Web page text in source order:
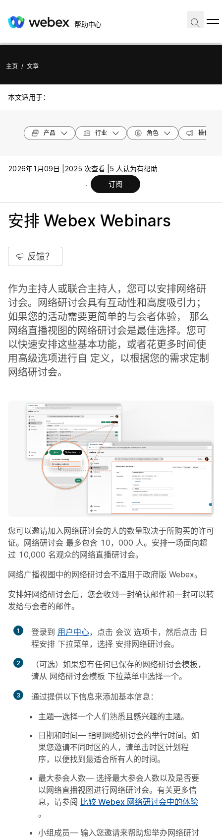
帮助中心
主页 / 文章
本文适用于：
产品 行业 角色 操作系统
2026年1月09日 | 2025 次查看 | 5 人认为有帮助
订阅
安排 Webex Webinars
反馈？
作为主持人或联合主持人，您可以安排网络研
讨会。网络研讨会具有互动性和高度吸引力；
如果您的活动需要更简单的与会者体验， 那么
网络直播视图的网络研讨会是最佳选择。您可
以快速安排这些基本功能，或者花更多时间使
用高级选项进行自 定义，以根据您的需求定制
网络研讨会。
您可以邀请加入网络研讨会的人的数量取决于所购买的许可
证。网络研讨会 最多包含 10，000 人。安排一场面向超
过 10,000 名观众的网络直播研讨会。
网络广播视图中的网络研讨会不适用于政府版 Webex。
安排好网络研讨会后，您会收到一封确认邮件和一封可以转
发给与会者的邮件。
1 登录到 用户中心，点击 会议 选项卡，然后点击 日
程安排 下拉菜单，选择 安排网络研讨会。
2
（可选）如果您有任何已保存的网络研讨会模板，
请从 网络研讨会模板 下拉菜单中选择一个。
3
通过提供以下信息来添加基本信息：
主题—选择一个人们熟悉且感兴趣的主题。
日期和时间— 指明网络研讨会的举行时间。如
果您邀请不同时区的人， 请单击时区计划程
序，以便找到最适合所有人的时间。
最大参会人数— 选择最大参会人数以及是否要
以网络直播视图进行网络研讨会。有关更多信
息，请参阅 比较 Webex 网络研讨会中的体验
。
小组成员— 输入您邀请来帮助您举办网络研讨